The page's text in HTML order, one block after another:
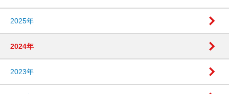
2025年
2024年
2023年